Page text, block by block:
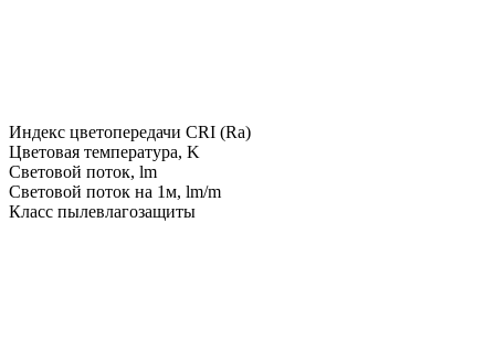
Индекс цветопередачи CRI (Ra)
Цветовая температура, K
Световой поток, lm
Световой поток на 1м, lm/m
Класс пылевлагозащиты